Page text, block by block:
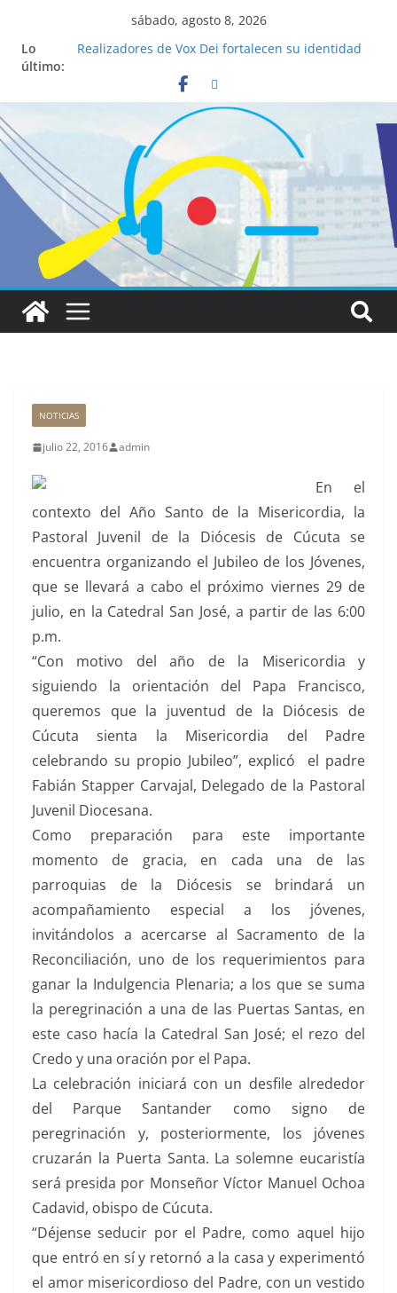
sábado, agosto 8, 2026
Lo
último:
Realizadores de Vox Dei fortalecen su identidad
La ciencia desvela los 5 secretos que tiene
fácilmente un católico para convertirse en
“Superancianos”
Pop Up Market atrae a cientos de visitantes y
dinamiza la economía local
Salud mental a la mesa: la importancia de
hablarlo en familia
Lo que tienen en común la nueva Película Toy
Story 5 y el Papa León XIV
NOTICIAS
julio 22, 2016 admin
En el
contexto del Año Santo de la Misericordia, la
Pastoral Juvenil de la Diócesis de Cúcuta se
encuentra organizando el Jubileo de los Jóvenes,
que se llevará a cabo el próximo viernes 29 de
julio, en la Catedral San José, a partir de las 6:00
p.m.
“Con motivo del año de la Misericordia y
siguiendo la orientación del Papa Francisco,
queremos que la juventud de la Diócesis de
Cúcuta sienta la Misericordia del Padre
celebrando su propio Jubileo”, explicó el padre
Fabián Stapper Carvajal, Delegado de la Pastoral
Juvenil Diocesana.
Como preparación para este importante
momento de gracia, en cada una de las
parroquias de la Diócesis se brindará un
acompañamiento especial a los jóvenes,
invitándolos a acercarse al Sacramento de la
Reconciliación, uno de los requerimientos para
ganar la Indulgencia Plenaria; a los que se suma
la peregrinación a una de las Puertas Santas, en
este caso hacía la Catedral San José; el rezo del
Credo y una oración por el Papa.
La celebración iniciará con un desfile alrededor
del Parque Santander como signo de
peregrinación y, posteriormente, los jóvenes
cruzarán la Puerta Santa. La solemne eucaristía
será presida por Monseñor Víctor Manuel Ochoa
Cadavid, obispo de Cúcuta.
“Déjense seducir por el Padre, como aquel hijo
que entró en sí y retornó a la casa y experimentó
el amor misericordioso del Padre, con un vestido